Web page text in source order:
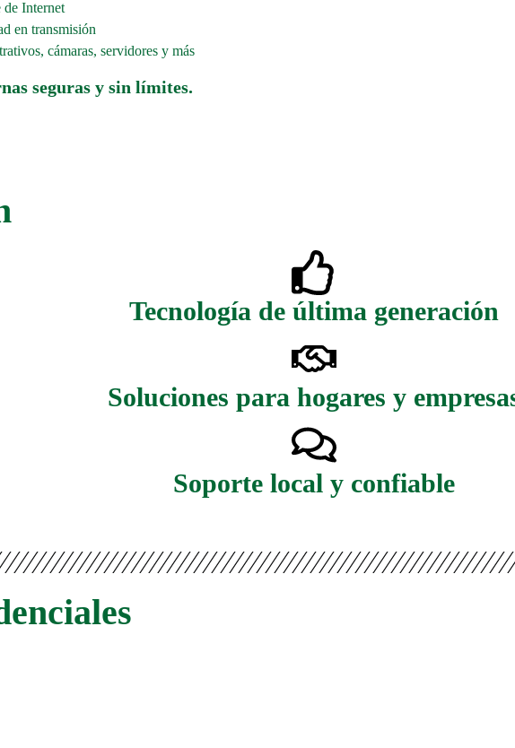
de Internet
en transmisión
cámaras, servidores y más
seguras y sin límites.
Tecnología de última generación
Soluciones para hogares y
Soporte local y confiable